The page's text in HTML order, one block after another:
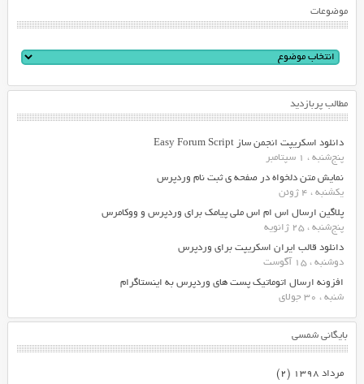
موضوعات
مطالب پربازدید
دانلود اسکریپت انجمن ساز Easy Forum Script
پنج‌شنبه ، 1 سپتامبر
نمایش متن دلخواه در صفحه ی ثبت نام وردپرس
یکشنبه ، 4 ژوئن
پلاگین ارسال اس ام اس ملی پیامک برای وردپرس و ووکامرس
پنج‌شنبه ، 25 ژانویه
دانلود قالب ایران اسکریپت برای وردپرس
دوشنبه ، 15 آگوست
افزونه ارسال اتوماتیک پست های وردپرس به اینستاگرام
شنبه ، 30 جولای
بایگانی شمسی
مرداد ۱۳۹۸
(۲)